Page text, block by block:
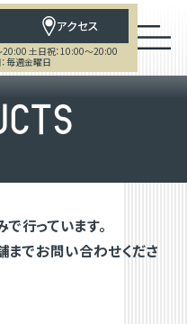
アクセス
20:00 土日祝：10:00～20:00
毎週金曜日
CTS
行っています。
でお問い合わせくださ